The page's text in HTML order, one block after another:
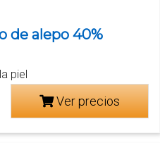
de alepo 40%
piel
Ver precios